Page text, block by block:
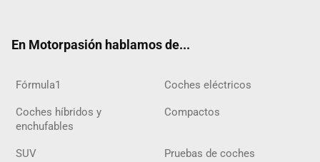
En Motorpasión hablamos de...
Fórmula1 Coches eléctricos
Coches híbridos y
enchufables
Compactos
SUV Pruebas de coches